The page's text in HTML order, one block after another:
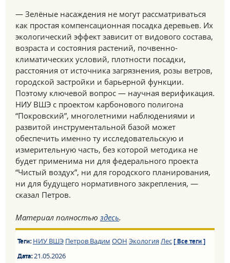
— Зелёные насаждения не могут рассматриваться
как простая компенсационная посадка деревьев. Их
экологический эффект зависит от видового состава,
возраста и состояния растений, почвенно-
климатических условий, плотности посадки,
расстояния от источника загрязнения, розы ветров,
городской застройки и барьерной функции.
Поэтому ключевой вопрос — научная верификация.
НИУ ВШЭ с проектом карбонового полигона
“Покровский”, многолетними наблюдениями и
развитой инструментальной базой может
обеспечить именно ту исследовательскую и
измерительную часть, без которой методика не
будет применима ни для федерального проекта
“Чистый воздух”, ни для городского планирования,
ни для будущего нормативного закрепления, —
сказал Петров.
Материал полностью здесь.
Теги: НИУ ВШЭ Петров Вадим ООН Экология Лес [ Все теги ]
Дата:21.05.2026